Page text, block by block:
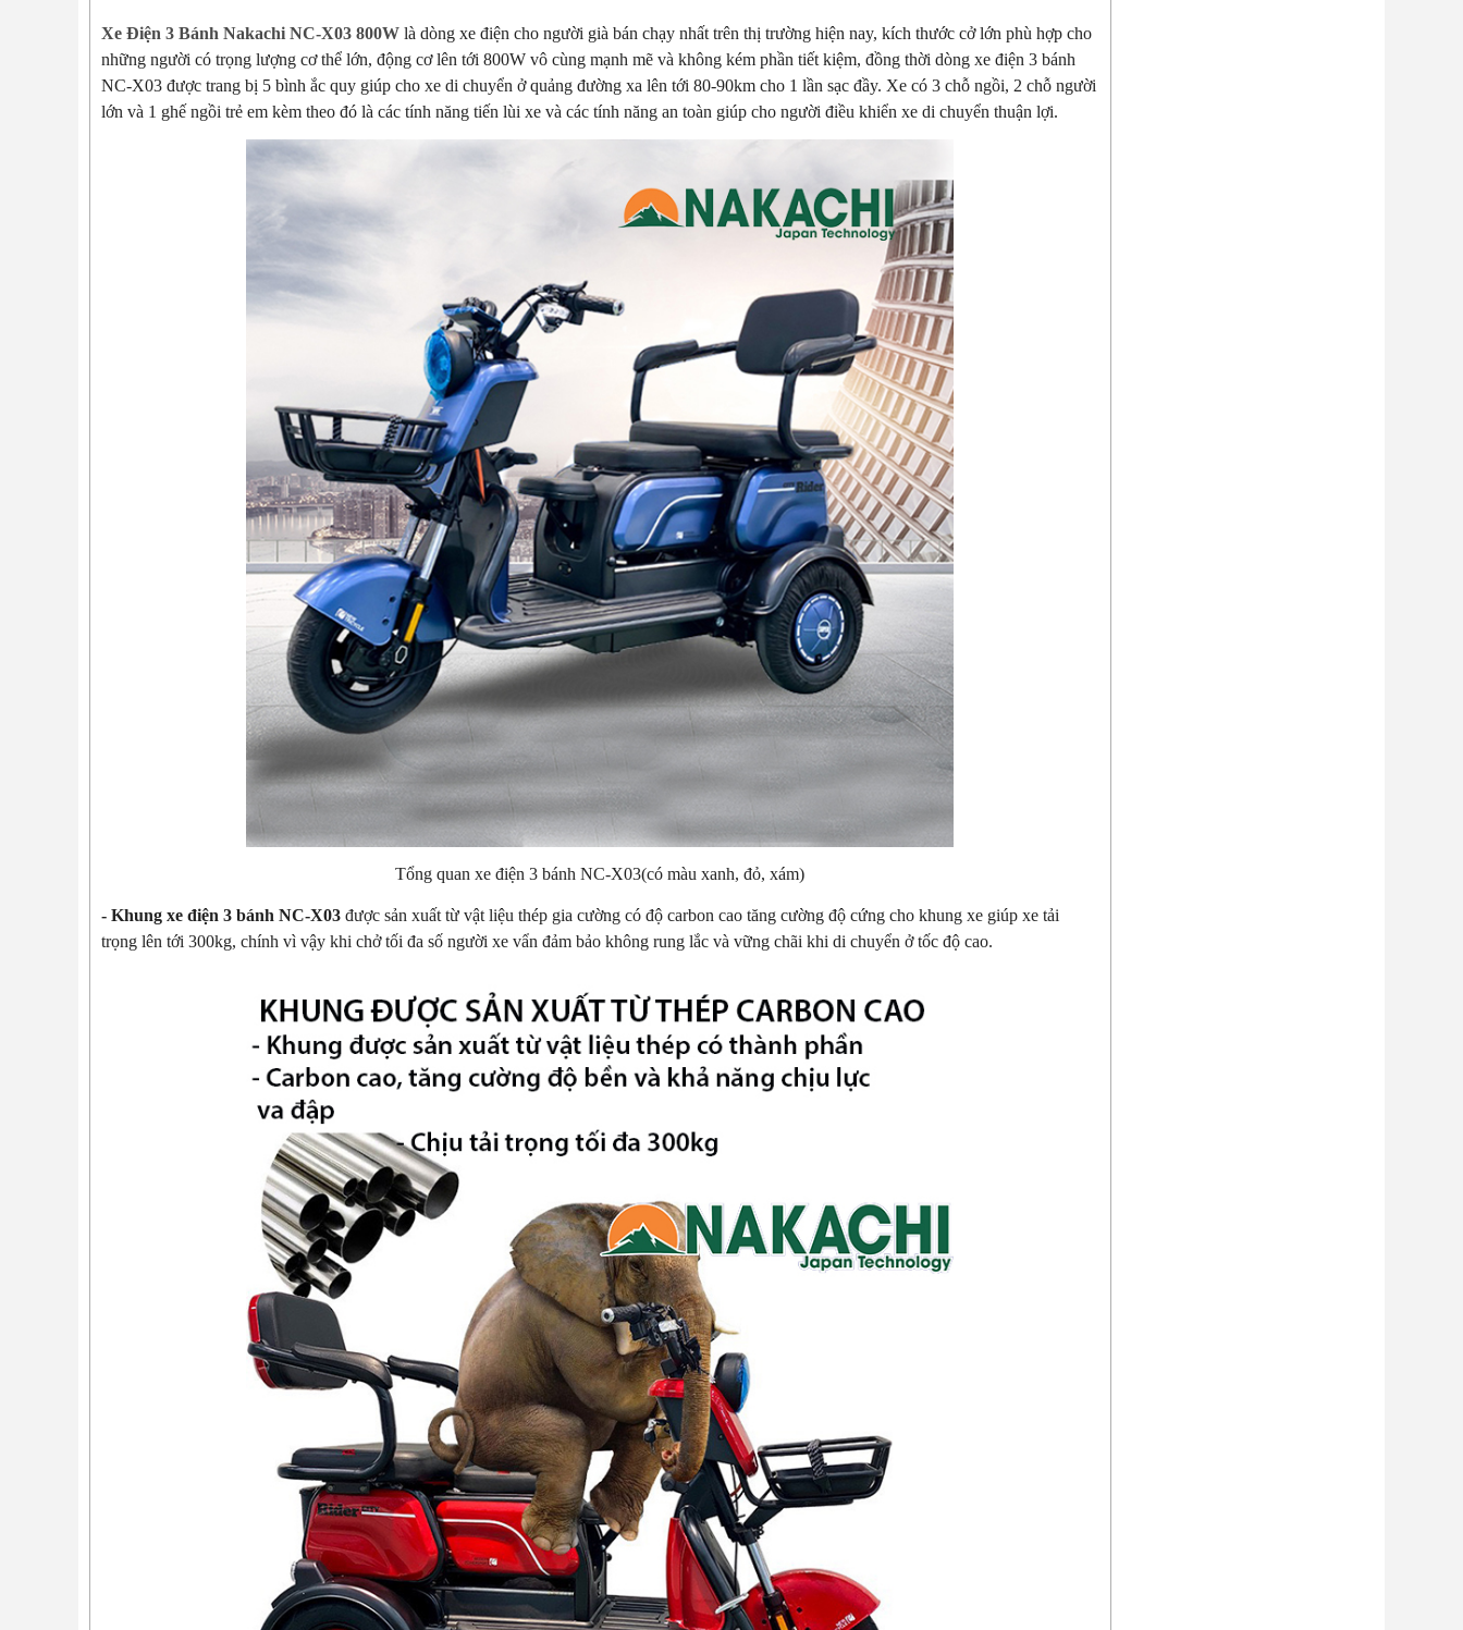
Xe Điện 3 Bánh Nakachi NC-X03 800W là dòng xe điện cho người già bán chạy nhất trên thị trường hiện nay, kích thước cở lớn phù hợp cho
những người có trọng lượng cơ thể lớn, động cơ lên tới 800W vô cùng mạnh mẽ và không kém phần tiết kiệm, đồng thời dòng xe điện 3 bánh
NC-X03 được trang bị 5 bình ắc quy giúp cho xe di chuyển ở quảng đường xa lên tới 80-90km cho 1 lần sạc đầy. Xe có 3 chỗ ngồi, 2 chỗ người
lớn và 1 ghế ngồi trẻ em kèm theo đó là các tính năng tiến lùi xe và các tính năng an toàn giúp cho người điều khiển xe di chuyển thuận lợi.
Tổng quan xe điện 3 bánh NC-X03(có màu xanh, đỏ, xám)
- Khung xe điện 3 bánh NC-X03 được sản xuất từ vật liệu thép gia cường có độ carbon cao tăng cường độ cứng cho khung xe giúp xe tải
trọng lên tới 300kg, chính vì vậy khi chở tối đa số người xe vẩn đảm bảo không rung lắc và vững chãi khi di chuyển ở tốc độ cao.